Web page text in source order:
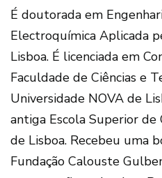
É doutorada em
Electroquímica Aplicada
Lisboa. É licenciada em
Faculdade de Ciências e
Universidade NOVA de
antiga Escola Superior de
de Lisboa. Recebeu uma
Fundação Calouste